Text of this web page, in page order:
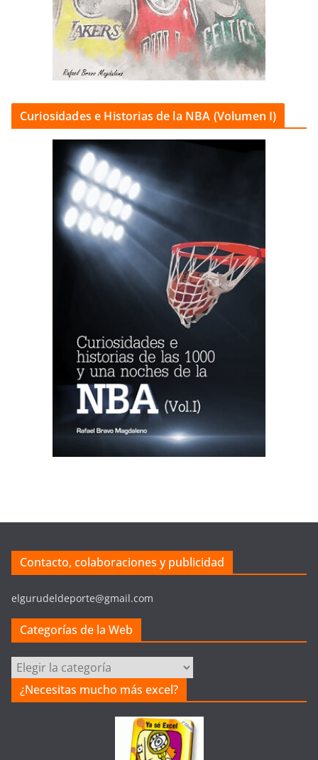
Curiosidades e Historias de la NBA (Volumen I)
Contacto, colaboraciones y publicidad
elgurudeldeporte@gmail.com
Categorías de la Web
Categorías
la
¿Necesitas mucho más excel?